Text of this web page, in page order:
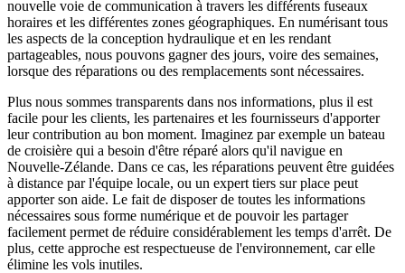
nouvelle voie de communication à travers les différents fuseaux
horaires et les différentes zones géographiques. En numérisant tous
les aspects de la conception hydraulique et en les rendant
partageables, nous pouvons gagner des jours, voire des semaines,
lorsque des réparations ou des remplacements sont nécessaires.
Plus nous sommes transparents dans nos informations, plus il est
facile pour les clients, les partenaires et les fournisseurs d'apporter
leur contribution au bon moment. Imaginez par exemple un bateau
de croisière qui a besoin d'être réparé alors qu'il navigue en
Nouvelle-Zélande. Dans ce cas, les réparations peuvent être guidées
à distance par l'équipe locale, ou un expert tiers sur place peut
apporter son aide. Le fait de disposer de toutes les informations
nécessaires sous forme numérique et de pouvoir les partager
facilement permet de réduire considérablement les temps d'arrêt. De
plus, cette approche est respectueuse de l'environnement, car elle
élimine les vols inutiles.